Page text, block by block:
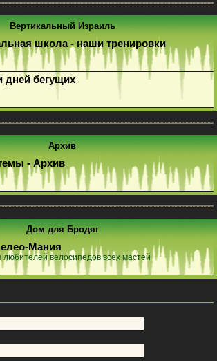
Вертикальный Израиль
школа - наши тренировки
дней бегущих
Архив
- Архив
Дом для Бродяг
Мания
велосипедов всех мастей